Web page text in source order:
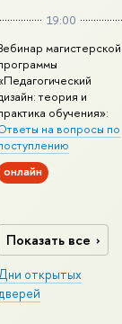
19:00
магистерской
теория и
обучения»:
на вопросы по
онлайн
Показать все
открытых